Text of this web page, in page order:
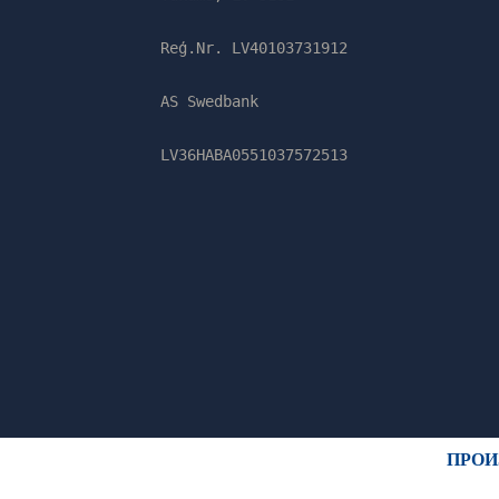
Reģ.Nr. LV40103731912
AS Swedbank
LV36HABA0551037572513